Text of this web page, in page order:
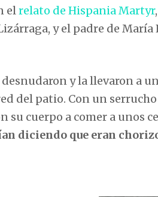
elrelato de Hispania Martyr
y el padre de María
y la llevaron a
del patio. Con un
su cuerpo a comer a unos
diciendo que eran